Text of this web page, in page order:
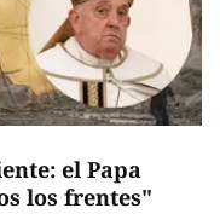
el Papa
los frentes"